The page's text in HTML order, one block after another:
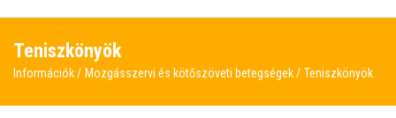
Teniszkönyök
Információk Mozgásszervi és kötőszöveti betegségek Teniszkönyök